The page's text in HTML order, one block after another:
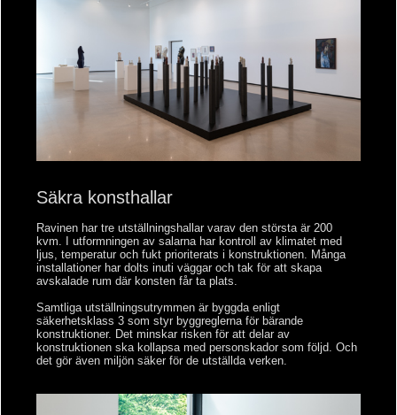
Säkra konsthallar
Ravinen har tre utställningshallar varav den största är 200
kvm. I utformningen av salarna har kontroll av klimatet med
ljus, temperatur och fukt prioriterats i konstruktionen. Många
installationer har dolts inuti väggar och tak för att skapa
avskalade rum där konsten får ta plats.
Samtliga utställningsutrymmen är byggda enligt
säkerhetsklass 3 som styr byggreglerna för bärande
konstruktioner. Det minskar risken för att delar av
konstruktionen ska kollapsa med personskador som följd. Och
det gör även miljön säker för de utställda verken.